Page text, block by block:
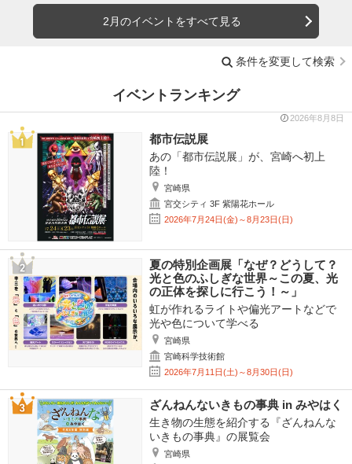
2月のイベントをすべて見る
条件を変更して検索
イベントランキング
2026年8月8日
都市伝説展
あの「都市伝説展」が、宮崎へ初上
陸！
宮崎県
宮交シティ 3F 紫陽花ホール
2026年7月24日(金)～8月23日(日)
夏の特別企画展「なぜ？どうして？
光と色のふしぎな世界～この夏、光
の正体を探しに行こう！～」
虹が作れるライトや偏光アートなどで
光や色について学べる
宮崎県
宮崎科学技術館
2026年7月11日(土)～8月30日(日)
ざんねんないきもの事典 in みやはく
生き物の生態を紹介する『ざんねんな
いきもの事典』の展覧会
宮崎県